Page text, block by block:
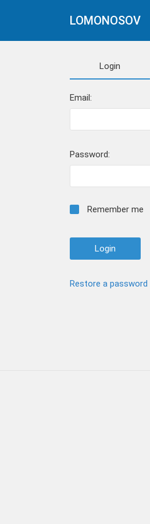
LOMONOSOV
Login
Email:
Password:
Remember me
Restore a password